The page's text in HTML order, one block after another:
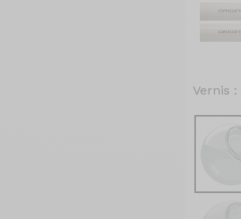
Vernis :